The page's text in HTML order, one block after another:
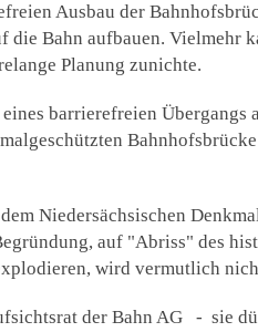
Ausbau der
die Bahn aufbauen. Vielmehr
Planung zunichte.
barrierefreien
Niedersächsischen
auf "Abriss" des
wird vermutlich
der Bahn AG - sie